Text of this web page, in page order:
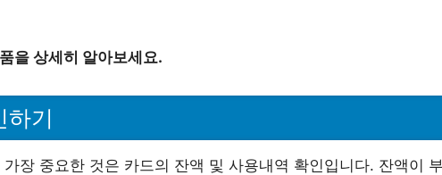
을 상세히 알아보세요.
하기
장 중요한 것은 카드의 잔액 및 사용내역 확인입니다. 잔액이